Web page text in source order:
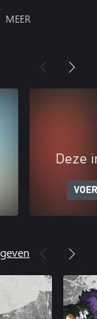
MEER
Deze